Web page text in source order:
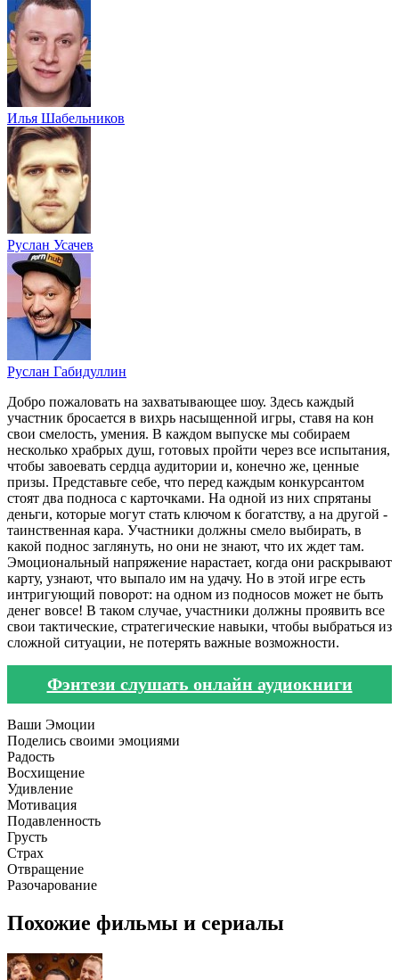
Илья Шабельников
Руслан Усачев
Руслан Габидуллин
Добро пожаловать на захватывающее шоу. Здесь каждый
участник бросается в вихрь насыщенной игры, ставя на кон
свои смелость, умения. В каждом выпуске мы собираем
несколько храбрых душ, готовых пройти через все испытания,
чтобы завоевать сердца аудитории и, конечно же, ценные
призы. Представьте себе, что перед каждым конкурсантом
стоят два подноса с карточками. На одной из них спрятаны
деньги, которые могут стать ключом к богатству, а на другой -
таинственная кара. Участники должны смело выбирать, в
какой поднос заглянуть, но они не знают, что их ждет там.
Эмоциональный напряжение нарастает, когда они раскрывают
карту, узнают, что выпало им на удачу. Но в этой игре есть
интригующий поворот: на одном из подносов может не быть
денег вовсе! В таком случае, участники должны проявить все
свои тактические, стратегические навыки, чтобы выбраться из
сложной ситуации, не потерять важные возможности.
Фэнтези слушать онлайн аудиокниги
Ваши Эмоции
Поделись своими эмоциями
Радость
Восхищение
Удивление
Мотивация
Подавленность
Грусть
Страх
Отвращение
Разочарование
Похожие фильмы и сериалы